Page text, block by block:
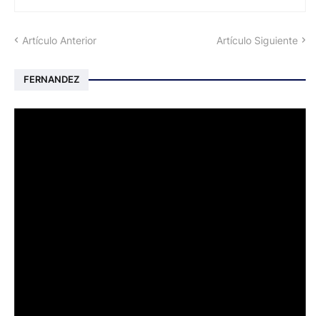
Artículo Anterior Artículo Siguiente
FERNANDEZ